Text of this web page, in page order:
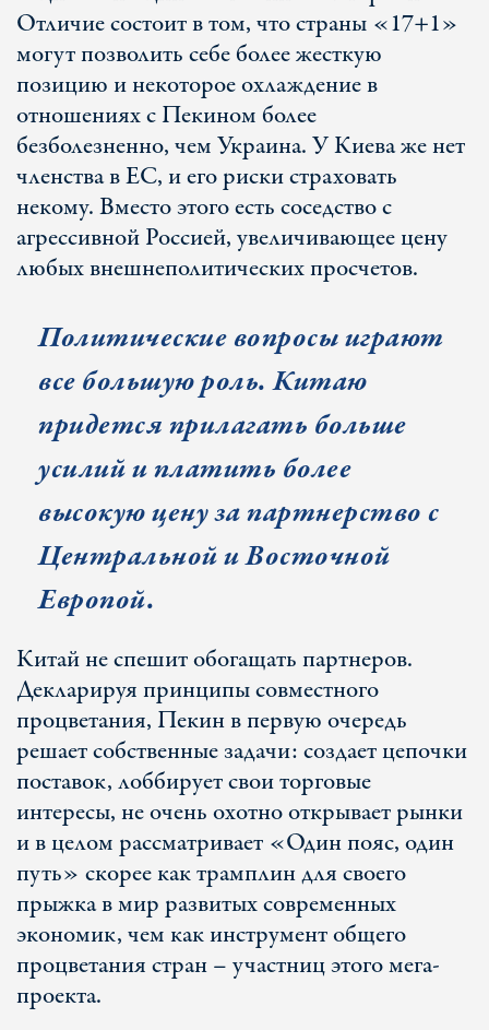
Отличие состоит в том, что страны «17+1»
могут позволить себе более жесткую
позицию и некоторое охлаждение в
отношениях с Пекином более
безболезненно, чем Украина. У Киева же нет
членства в ЕС, и его риски страховать
некому. Вместо этого есть соседство с
агрессивной Россией, увеличивающее цену
любых внешнеполитических просчетов.
Политические вопросы играют
все большую роль. Китаю
придется прилагать больше
усилий и платить более
высокую цену за партнерство с
Центральной и Восточной
Европой.
Китай не спешит обогащать партнеров.
Декларируя принципы совместного
процветания, Пекин в первую очередь
решает собственные задачи: создает цепочки
поставок, лоббирует свои торговые
интересы, не очень охотно открывает рынки
и в целом рассматривает «Один пояс, один
путь» скорее как трамплин для своего
прыжка в мир развитых современных
экономик, чем как инструмент общего
процветания стран – участниц этого мега-
проекта.